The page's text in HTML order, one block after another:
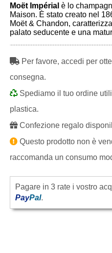
Moët Impérial è lo
Maison. È stato creato nel
Moët & Chandon,
palato seducente e una
Per favore, accedi per
consegna.
Spediamo il tuo ordine
plastica.
Confezione regalo
Questo prodotto non è
raccomanda un consumo
Pagare in 3 rate i vostro
PayPal.